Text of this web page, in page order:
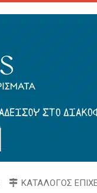
ΚΑΤΑΛΟΓΟΣ